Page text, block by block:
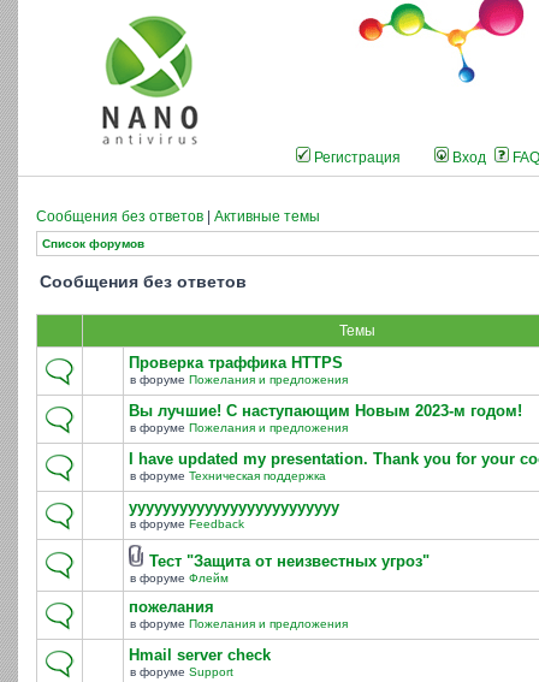
Регистрация Вход FAQ
Сообщения без ответов Активные темы
Список форумов
Сообщения без ответов
Темы
Проверка траффика HTTPS
в форуме Пожелания и предложения
Вы лучшие! С наступающим Новым 2023-м годом!
в форуме Пожелания и предложения
I have updated my presentation. Thank you for your
в форуме Техническая поддержка
yyyyyyyyyyyyyyyyyyyyyyyyy
в форуме Feedback
Тест "Защита от неизвестных угроз"
в форуме Флейм
пожелания
в форуме Пожелания и предложения
Hmail server check
в форуме Support